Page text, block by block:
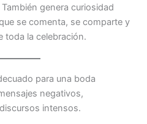
genera curiosidad
se comenta, se comparte y
toda la celebración.
para una boda
negativos,
intensos.